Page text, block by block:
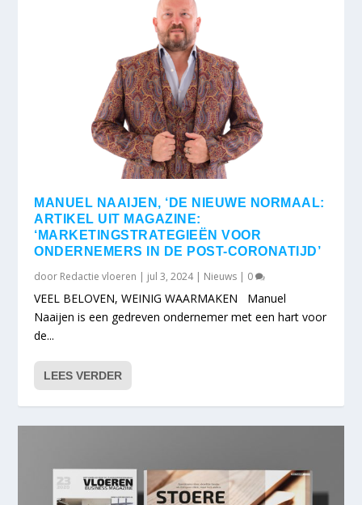
MANUEL NAAIJEN, ‘DE NIEUWE NORMAAL:
ARTIKEL UIT MAGAZINE:
‘MARKETINGSTRATEGIEËN VOOR
ONDERNEMERS IN DE POST-CORONATIJD’
door Redactie vloeren | jul 3, 2024| Nieuws | 0
VEEL BELOVEN, WEINIG WAARMAKEN Manuel
Naaijen is een gedreven ondernemer met een hart voor
de...
LEES VERDER